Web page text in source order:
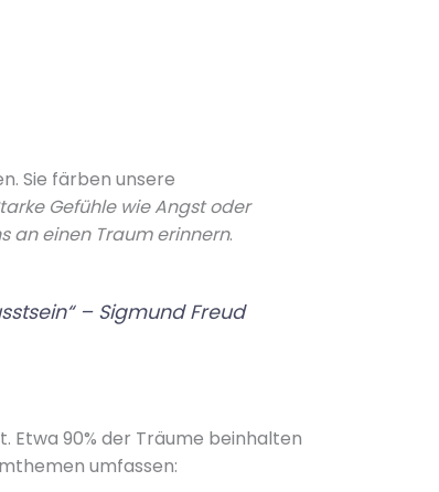
Sie färben unsere
Gefühle wie Angst oder
an einen Traum erinnern.
– Sigmund Freud
Etwa 90% der Träume beinhalten
umfassen: